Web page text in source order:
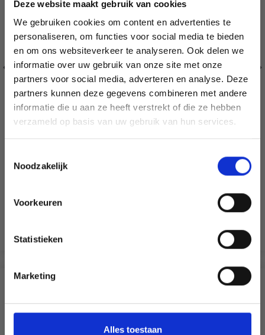
Deze website maakt gebruik van cookies
We gebruiken cookies om content en advertenties te
personaliseren, om functies voor social media te bieden
en om ons websiteverkeer te analyseren. Ook delen we
informatie over uw gebruik van onze site met onze
partners voor social media, adverteren en analyse. Deze
partners kunnen deze gegevens combineren met andere
informatie die u aan ze heeft verstrekt of die ze hebben
verzameld op basis van uw gebruik van hun services.
Noodzakelijk
Voorkeuren
Statistieken
Marketing
Alles toestaan
EUR 4.85
Économisez jusqu'à 50 %
Soyez le premier à connaître nos soldes et
Wil je liever nieuws ontvangen over onze
Nederlands?